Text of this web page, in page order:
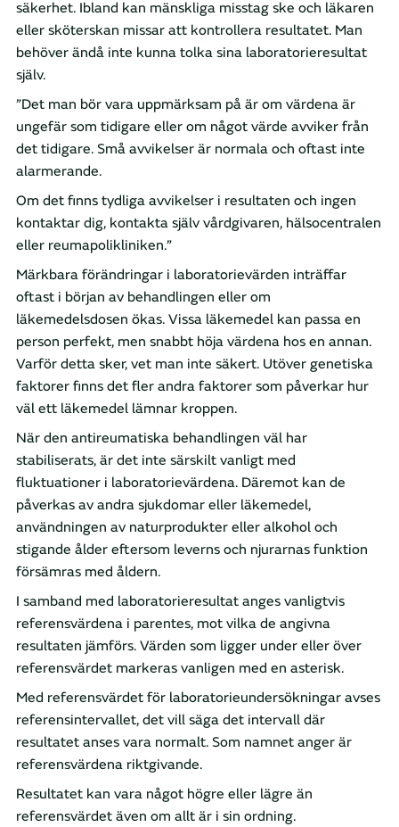
säkerhet. Ibland kan mänskliga misstag ske och läkaren
eller sköterskan missar att kontrollera resultatet. Man
behöver ändå inte kunna tolka sina laboratorieresultat
själv.
”Det man bör vara uppmärksam på är om värdena är
ungefär som tidigare eller om något värde avviker från
det tidigare. Små avvikelser är normala och oftast inte
alarmerande.
Om det finns tydliga avvikelser i resultaten och ingen
kontaktar dig, kontakta själv vårdgivaren, hälsocentralen
eller reumapolikliniken.”
Märkbara förändringar i laboratorievärden inträffar
oftast i början av behandlingen eller om
läkemedelsdosen ökas. Vissa läkemedel kan passa en
person perfekt, men snabbt höja värdena hos en annan.
Varför detta sker, vet man inte säkert. Utöver genetiska
faktorer finns det fler andra faktorer som påverkar hur
väl ett läkemedel lämnar kroppen.
När den antireumatiska behandlingen väl har
stabiliserats, är det inte särskilt vanligt med
fluktuationer i laboratorievärdena. Däremot kan de
påverkas av andra sjukdomar eller läkemedel,
användningen av naturprodukter eller alkohol och
stigande ålder eftersom leverns och njurarnas funktion
försämras med åldern.
I samband med laboratorieresultat anges vanligtvis
referensvärdena i parentes, mot vilka de angivna
resultaten jämförs. Värden som ligger under eller över
referensvärdet markeras vanligen med en asterisk.
Med referensvärdet för laboratorieundersökningar avses
referensintervallet, det vill säga det intervall där
resultatet anses vara normalt. Som namnet anger är
referensvärdena riktgivande.
Resultatet kan vara något högre eller lägre än
referensvärdet även om allt är i sin ordning.